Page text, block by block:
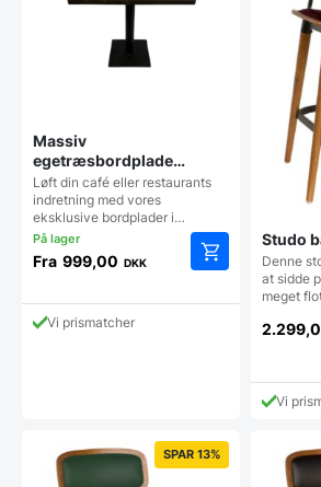
Massiv
egetræsbordplade
smoked olie
Løft din café eller restaurants
indretning med vores
eksklusive bordplader i…
Fra 999,00 DKK
vare
Mulighederne
på
varesiden
Vi prismatcher
Studo
Denne
at sidde
meget
Vi
SPAR 13%